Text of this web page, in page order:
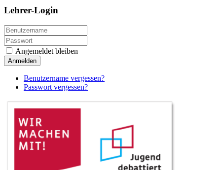
Lehrer-Login
Angemeldet bleiben
Anmelden
Benutzername vergessen?
Passwort vergessen?